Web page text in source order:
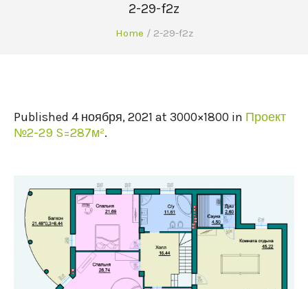
2-29-f2z
Home / 2-29-f2z
Published 4 ноября, 2021 at 3000×1800 in Проект
№2-29 S=287м².